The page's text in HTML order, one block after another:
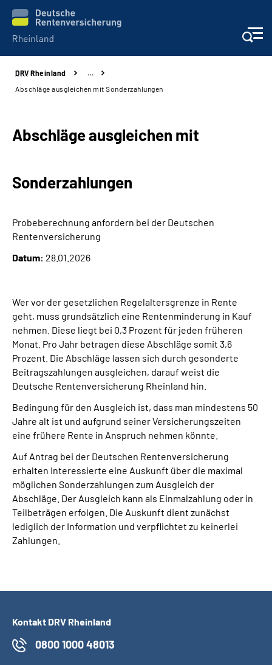
Aktuelles
Online-Services
Klinikverbund
Inhalte in Gebärdensprache (DGS)
Leichte Sprache
Suche
Mein Kundenportal
DRV Rheinland
…
Abschläge ausgleichen mit Sonderzahlungen
Abschläge ausgleichen mit
Sonderzahlungen
Probeberechnung anfordern bei der Deutschen
Rentenversicherung
Datum: 28.01.2026
Wer vor der gesetzlichen Regelaltersgrenze in Rente
geht, muss grundsätzlich eine Rentenminderung in Kauf
nehmen. Diese liegt bei 0,3 Prozent für jeden früheren
Monat. Pro Jahr betragen diese Abschläge somit 3,6
Prozent. Die Abschläge lassen sich durch gesonderte
Beitragszahlungen ausgleichen, darauf weist die
Deutsche Rentenversicherung Rheinland hin.
Bedingung für den Ausgleich ist, dass man mindestens 50
Jahre alt ist und aufgrund seiner Versicherungszeiten
eine frühere Rente in Anspruch nehmen könnte.
Auf Antrag bei der Deutschen Rentenversicherung
erhalten Interessierte eine Auskunft über die maximal
möglichen Sonderzahlungen zum Ausgleich der
Abschläge. Der Ausgleich kann als Einmalzahlung oder in
Teilbeträgen erfolgen. Die Auskunft dient zunächst
lediglich der Information und verpflichtet zu keinerlei
Zahlungen.
Kontakt DRV Rheinland
0800 1000 48013